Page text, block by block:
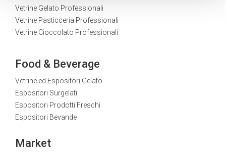
Vetrine Gelato Professionali
Vetrine Pasticceria Professionali
Vetrine Cioccolato Professionali
Food & Beverage
Vetrine ed Espositori Gelato
Espositori Surgelati
Espositori Prodotti Freschi
Espositori Bevande
Market